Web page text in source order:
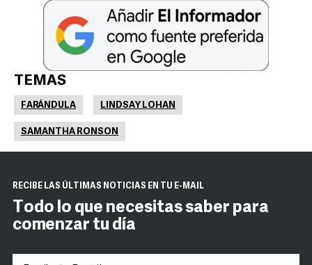
TEMAS
FARÁNDULA LINDSAY LOHAN
SAMANTHA RONSON
RECIBE LAS ÚLTIMAS NOTICIAS EN TU E-MAIL
Todo lo que necesitas saber para
comenzar tu día